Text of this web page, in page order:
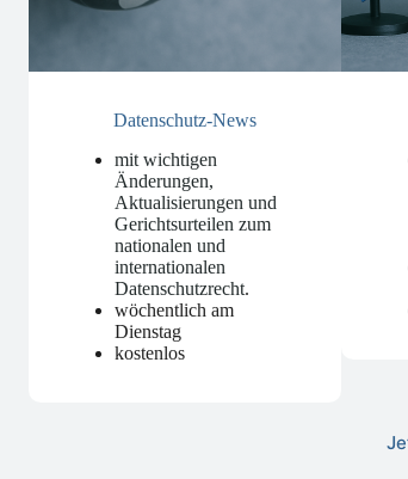
Datenschutz-News
mit wichtigen
Änderungen,
Aktualisierungen und
Gerichtsurteilen zum
nationalen und
internationalen
Datenschutzrecht.
wöchentlich am
Dienstag
kostenlos